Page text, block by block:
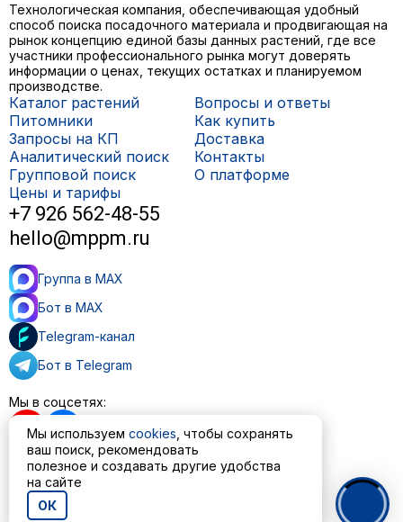
Технологическая компания, обеспечивающая удобный
способ поиска посадочного материала и продвигающая на
рынок концепцию единой базы данных растений, где все
участники профессионального рынка могут доверять
информации о ценах, текущих остатках и планируемом
производстве.
Каталог растений
Питомники
Запросы на КП
Аналитический поиск
Групповой поиск
Цены и тарифы
Вопросы и ответы
Как купить
Доставка
Контакты
О платформе
+7 926 562-48-55
hello@mppm.ru
Группа в MAX
Бот в MAX
Telegram-канал
Бот в Telegram
Мы в соцсетях:
Пользовательское соглашение
Политика обработки персональных данных
© ООО «МППМ» 2023—2026
Мы используем cookies , чтобы сохранять
ваш поиск, рекомендовать
полезное и создавать другие удобства
на сайте
ОК